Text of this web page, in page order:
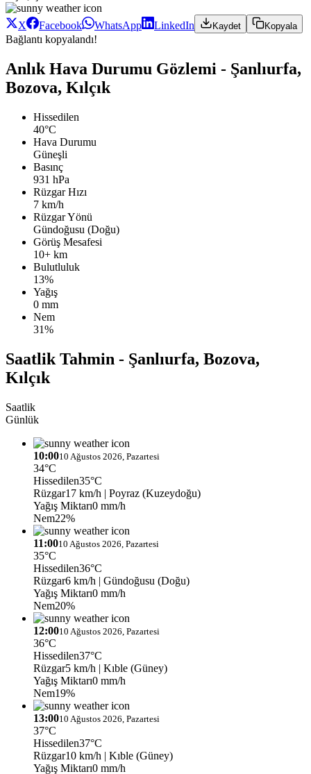
X Facebook WhatsApp LinkedIn Kaydet Kopyala
Bağlantı kopyalandı!
Anlık Hava Durumu Gözlemi - Şanlıurfa,
Bozova, Kılçık
Hissedilen
40°C
Hava Durumu
Güneşli
Basınç
931 hPa
Rüzgar Hızı
7 km/h
Rüzgar Yönü
Gündoğusu (Doğu)
Görüş Mesafesi
10+ km
Bulutluluk
13%
Yağış
0 mm
Nem
31%
Saatlik Tahmin - Şanlıurfa, Bozova,
Kılçık
Saatlik
Günlük
10:0010 Ağustos 2026, Pazartesi
34°C
Hissedilen35°C
Rüzgar17 km/h | Poyraz (Kuzeydoğu)
Yağış Miktarı0 mm/h
Nem22%
11:0010 Ağustos 2026, Pazartesi
35°C
Hissedilen36°C
Rüzgar6 km/h | Gündoğusu (Doğu)
Yağış Miktarı0 mm/h
Nem20%
12:0010 Ağustos 2026, Pazartesi
36°C
Hissedilen37°C
Rüzgar5 km/h | Kıble (Güney)
Yağış Miktarı0 mm/h
Nem19%
13:0010 Ağustos 2026, Pazartesi
37°C
Hissedilen37°C
Rüzgar10 km/h | Kıble (Güney)
Yağış Miktarı0 mm/h